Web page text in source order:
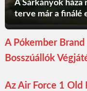
A Sárkányok
terve már a finálé
A Pókember
Bosszúállók
Az Air Force 1 Old